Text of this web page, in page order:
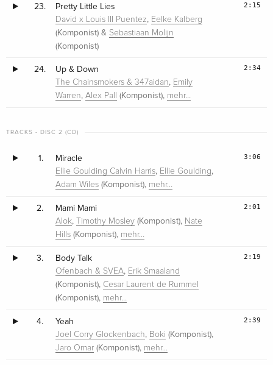
23. Pretty Little Lies
David x Louis III Puentez, Eelke Kalberg
(Komponist) & Sebastiaan Molijn
(Komponist)
2:15
24. Up & Down
The Chainsmokers & 347aidan, Emily
Warren,Alex Pall (Komponist), mehr…
2:34
TRACKS - DISC 2 (CD)
1. Miracle
Ellie Goulding Calvin Harris, Ellie Goulding,
Adam Wiles (Komponist), mehr…
3:06
2. Mami Mami
Alok, Timothy Mosley (Komponist), Nate
Hills (Komponist), mehr…
2:01
3. Body Talk
Ofenbach & SVEA, Erik Smaaland
(Komponist), Cesar Laurent de Rummel
(Komponist), mehr…
2:19
4. Yeah
Joel Corry Glockenbach, Boki (Komponist),
Jaro Omar (Komponist), mehr…
2:39